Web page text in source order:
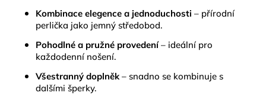
Kombinace elegence a jednoduchosti – přírodní
perlička jako jemný středobod.
Pohodlné a pružné provedení– ideální pro
každodenní nošení.
Všestranný doplněk– snadno se kombinuje s
dalšími šperky.